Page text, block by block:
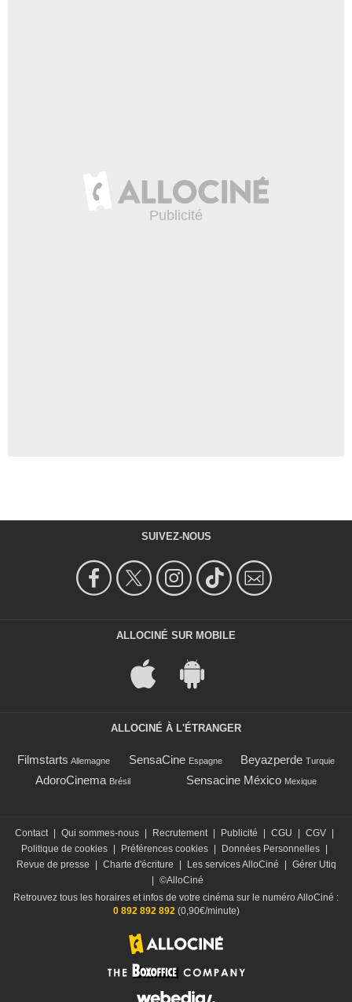
SUIVEZ-NOUS
ALLOCINÉ SUR MOBILE
ALLOCINÉ À L'ÉTRANGER
Filmstarts Allemagne SensaCine Espagne Beyazperde Turquie
AdoroCinema Brésil Sensacine México Mexique
Contact Qui sommes-nous Recrutement Publicité CGU CGV
Politique de cookies
Préférences cookies Données Personnelles
Revue de presse
Charte d'écriture Les services AlloCiné
Gérer Utiq
©AlloCiné
Retrouvez tous les horaires et infos de votre cinéma sur le numéro AlloCiné :
0 892 892 892(0,90€/minute)